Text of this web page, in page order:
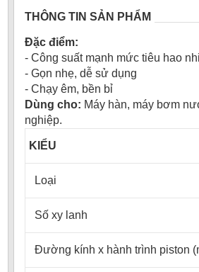
THÔNG TIN SẢN PHẨM
Đặc điểm:
- Công suất mạnh mức tiêu hao
- Gọn nhẹ, dễ sử dụng
- Chạy êm, bền bỉ
Dùng cho: Máy hàn, máy bơm
nghiệp.
KIỂU
Loại
Số xy lanh
Đường kính x hành trình piston